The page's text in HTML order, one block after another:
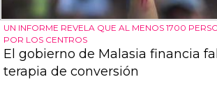
UN INFORME REVELA QUE AL MENOS 1700
POR LOS CENTROS
El gobierno de Malasia financia
terapia de conversión